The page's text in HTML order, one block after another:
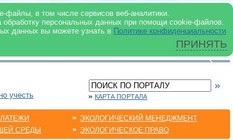
файлы, в том числе сервисов веб-аналитики.
обработку персональных данных при помощи cookie-файлов.
данных вы можете узнать в Политике конфиденциальности
ПРИНЯТЬ
учесть КАРТА ПОРТАЛА
СРЕДЫ
ЭКОЛОГИЧЕСКИЙ МЕНЕДЖМЕНТ
ЭКОЛОГИЧЕСКОЕ ПРАВО